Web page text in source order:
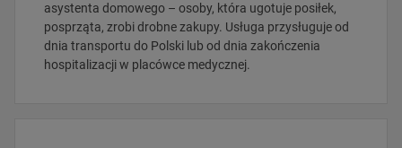
asystenta domowego – osoby, która ugotuje posiłek,
posprząta, zrobi drobne zakupy. Usługa przysługuje od
dnia transportu do Polski lub od dnia zakończenia
hospitalizacji w placówce medycznej.